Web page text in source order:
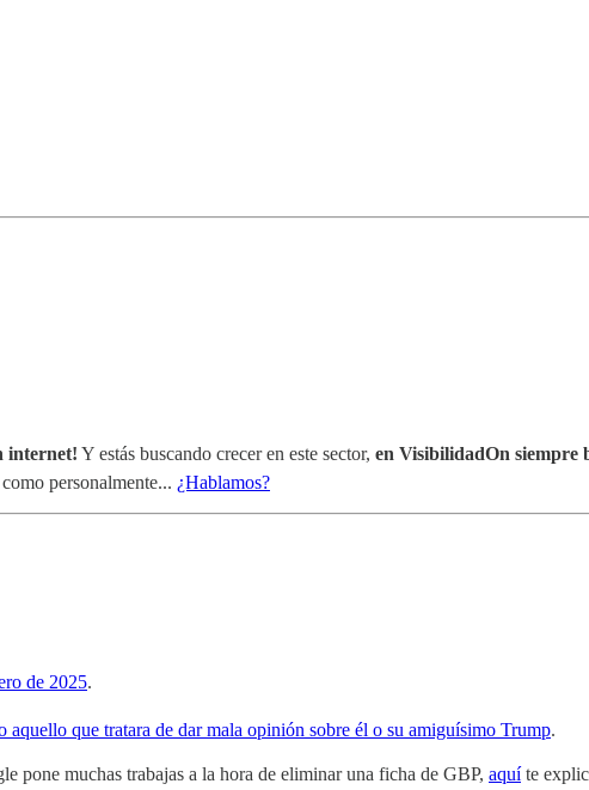
internet! Y estás buscando crecer en este sector, en VisibilidadOn siempre
personalmente... ¿Hablamos?
de 2025.
que tratara de dar mala opinión sobre él o su amiguísimo Trump.
pone muchas trabajas a la hora de eliminar una ficha de GBP, aquíte